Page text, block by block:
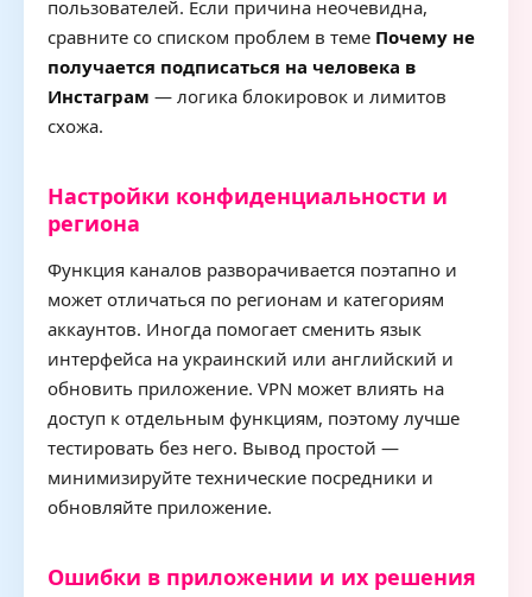
пользователей. Если причина неочевидна,
сравните со списком проблем в теме Почему не
получается подписаться на человека в
Инстаграм — логика блокировок и лимитов
схожа.
Настройки конфиденциальности и
региона
Функция каналов разворачивается поэтапно и
может отличаться по регионам и категориям
аккаунтов. Иногда помогает сменить язык
интерфейса на украинский или английский и
обновить приложение. VPN может влиять на
доступ к отдельным функциям, поэтому лучше
тестировать без него. Вывод простой —
минимизируйте технические посредники и
обновляйте приложение.
Ошибки в приложении и их решения